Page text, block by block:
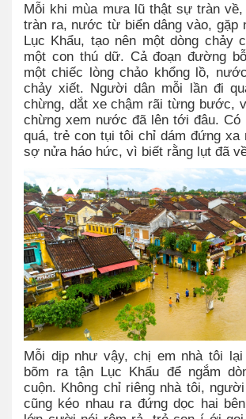
Mỗi khi mùa mưa lũ thật sự tràn
tràn ra, nước từ biển dâng vào, gặp
Lục Khẩu, tạo nên một dòng chảy
một con thú dữ. Cả đoạn đường
một chiếc lòng chảo khổng lồ,
chảy xiết. Người dân mỗi lần đi
chừng, dắt xe chậm rãi từng bước,
chừng xem nước đã lên tới đâu.
quá, trẻ con tụi tôi chỉ dám đứng xa
sợ nửa háo hức, vì biết rằng lụt đã
Mỗi dịp như vậy, chị em nhà tôi
bõm ra tận Lục Khẩu để ngắm
cuộn. Không chỉ riêng nhà tôi,
cũng kéo nhau ra đứng dọc hai